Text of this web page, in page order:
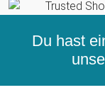
Du hast